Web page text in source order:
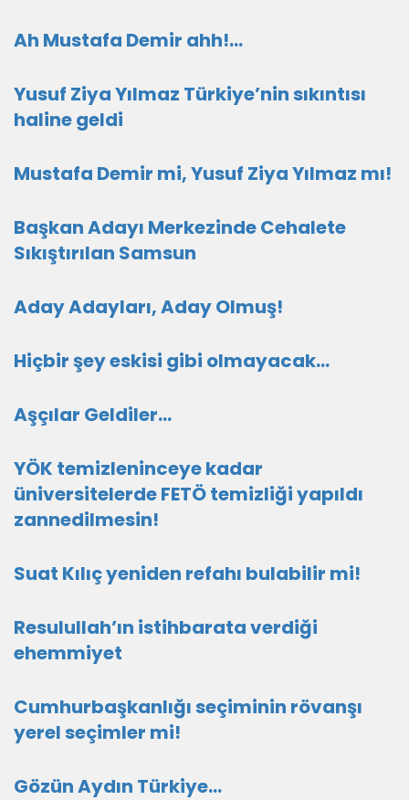
Ah Mustafa Demir ahh!…
Yusuf Ziya Yılmaz Türkiye’nin sıkıntısı
haline geldi
Mustafa Demir mi, Yusuf Ziya Yılmaz mı!
Başkan Adayı Merkezinde Cehalete
Sıkıştırılan Samsun
Aday Adayları, Aday Olmuş!
Hiçbir şey eskisi gibi olmayacak…
Aşçılar Geldiler…
YÖK temizleninceye kadar
üniversitelerde FETÖ temizliği yapıldı
zannedilmesin!
Suat Kılıç yeniden refahı bulabilir mi!
Resulullah’ın istihbarata verdiği
ehemmiyet
Cumhurbaşkanlığı seçiminin rövanşı
yerel seçimler mi!
Gözün Aydın Türkiye…